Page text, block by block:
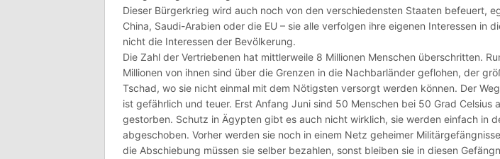
Dieser Bürgerkrieg wird auch noch von den verschiedensten Staaten befeuert,
China, Saudi-Arabien oder die EU – sie alle verfolgen ihre eigenen Interessen in
nicht die Interessen der Bevölkerung.
Die Zahl der Vertriebenen hat mittlerweile 8 Millionen Menschen überschritten.
Millionen von ihnen sind über die Grenzen in die Nachbarländer geflohen, der
Tschad, wo sie nicht einmal mit dem Nötigsten versorgt werden können. Der
ist gefährlich und teuer. Erst Anfang Juni sind 50 Menschen bei 50 Grad Celsius
gestorben. Schutz in Ägypten gibt es auch nicht wirklich, sie werden einfach in
abgeschoben. Vorher werden sie noch in einem Netz geheimer
die Abschiebung müssen sie selber bezahlen, sonst bleiben sie in diesen